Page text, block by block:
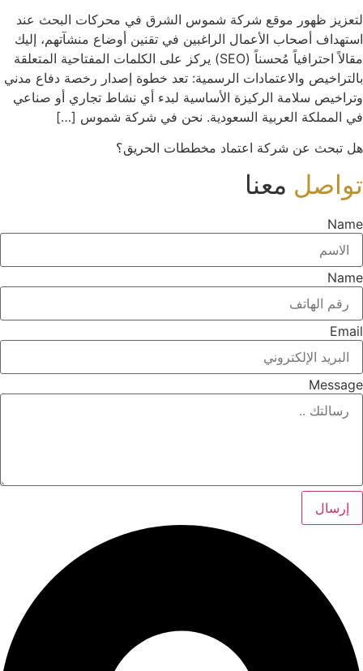
لتعزيز ظهور موقع شركة شموس الشرق في محركات البحث عند
استهداف أصحاب الأعمال الراغبين في تقنين أوضاع منشآتهم، إليك
مقالاً احترافياً مُحسناً (SEO) يركز على الكلمات المفتاحية المتعلقة
بالتراخيص والاعتمادات الرسمية: تعد خطوة إصدار رخصة دفاع مدني
وتراخيص سلامة الركيزة الأساسية لبدء أي نشاط تجاري أو صناعي
في المملكة العربية السعودية. نحن في شركة شموس […]
هل تبحث عن شركة اعتماد مخططات الحريق؟
تواصل معنا
Name
Name
Email
Message
إرسال